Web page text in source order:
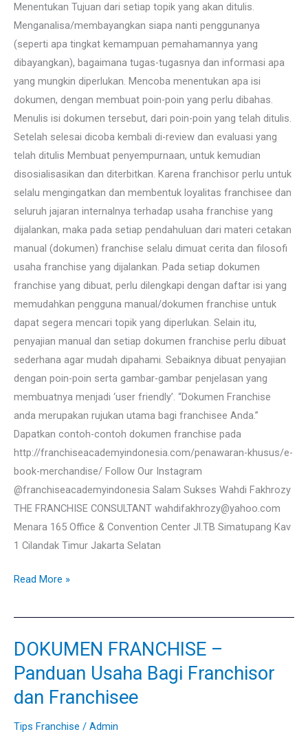
Menentukan Tujuan dari setiap topik yang akan ditulis.
Menganalisa/membayangkan siapa nanti penggunanya
(seperti apa tingkat kemampuan pemahamannya yang
dibayangkan), bagaimana tugas-tugasnya dan informasi apa
yang mungkin diperlukan. Mencoba menentukan apa isi
dokumen, dengan membuat poin-poin yang perlu dibahas.
Menulis isi dokumen tersebut, dari poin-poin yang telah ditulis.
Setelah selesai dicoba kembali di-review dan evaluasi yang
telah ditulis Membuat penyempurnaan, untuk kemudian
disosialisasikan dan diterbitkan. Karena franchisor perlu untuk
selalu mengingatkan dan membentuk loyalitas franchisee dan
seluruh jajaran internalnya terhadap usaha franchise yang
dijalankan, maka pada setiap pendahuluan dari materi cetakan
manual (dokumen) franchise selalu dimuat cerita dan filosofi
usaha franchise yang dijalankan. Pada setiap dokumen
franchise yang dibuat, perlu dilengkapi dengan daftar isi yang
memudahkan pengguna manual/dokumen franchise untuk
dapat segera mencari topik yang diperlukan. Selain itu,
penyajian manual dan setiap dokumen franchise perlu dibuat
sederhana agar mudah dipahami. Sebaiknya dibuat penyajian
dengan poin-poin serta gambar-gambar penjelasan yang
membuatnya menjadi ‘user friendly’. “Dokumen Franchise
anda merupakan rujukan utama bagi franchisee Anda.”
Dapatkan contoh-contoh dokumen franchise pada
http://franchiseacademyindonesia.com/penawaran-khusus/e-
book-merchandise/ Follow Our Instagram
@franchiseacademyindonesia Salam Sukses Wahdi Fakhrozy
THE FRANCHISE CONSULTANT wahdifakhrozy@yahoo.com
Menara 165 Office & Convention Center Jl.TB Simatupang Kav
1 Cilandak Timur Jakarta Selatan
Read More »
DOKUMEN FRANCHISE –
Panduan Usaha Bagi Franchisor
dan Franchisee
Tips Franchise / Admin
DOKUMEN
FRANCHISE
–
Panduan
Usaha